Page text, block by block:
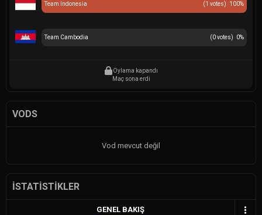
(1 votes) 100%
Team Indonesia
(0votes) 0%
Team Cambodia
Oylama kapandı
Maç sona erdi
VODS
Vod mevcut değil
İSTATISTIKLER
GENEL BAKIŞ